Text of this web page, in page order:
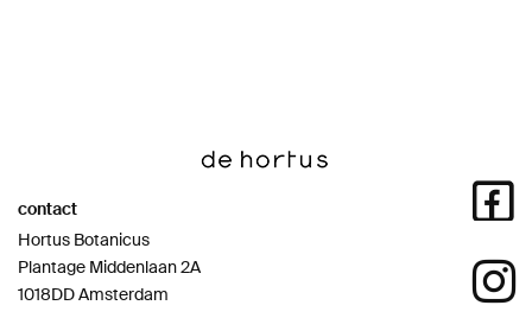
contact
Hortus Botanicus
Plantage Middenlaan 2A
1018DD Amsterdam